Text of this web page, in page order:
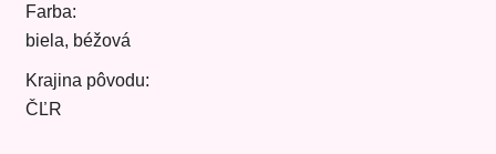
Farba:
biela, béžová
Krajina pôvodu:
ČĽR